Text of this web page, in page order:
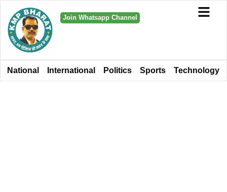
Join Whatsapp Channel
National International Politics Sports Technology